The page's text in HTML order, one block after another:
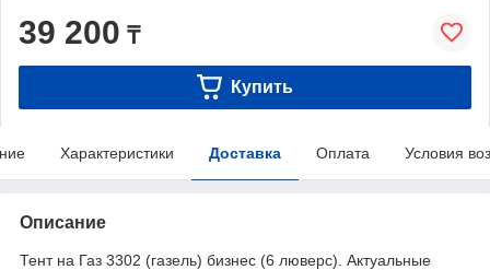
39 200 ₸
Купить
Характеристики Доставка Оплата Условия
Описание
Тент на Газ 3302 (газель) бизнес (6 люверс). Актуальные